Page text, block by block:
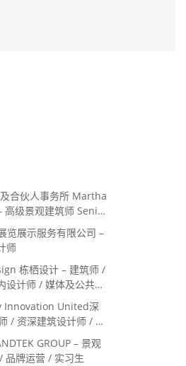
及合伙人事务所 Martha
级景观建筑师 Senior
/ 景观建筑师
览展示服务有限公司 –
师
栋栖设计 – 建筑师 /
设计师 / 媒体及公共关
常年招聘）
Innovation United深
/ 资深建筑设计师 / 室
GROUP – 景观
品牌运营 / 实习生